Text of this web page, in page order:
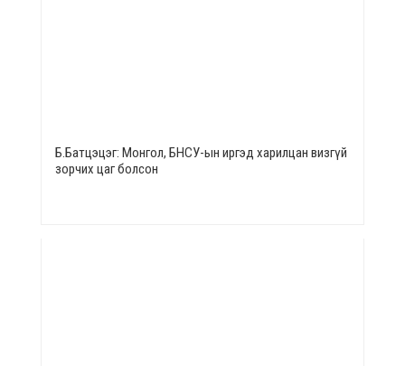
Б.Батцэцэг: Монгол, БНСУ-ын иргэд харилцан визгүй
зорчих цаг болсон